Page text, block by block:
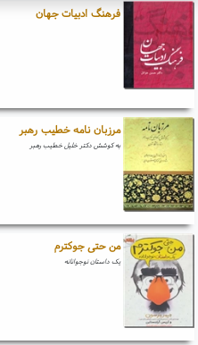
فرهنگ ادبیات جهان
مرزبان نامه خطیب رهبر
به کوشش دکتر خلیل خطیب رهبر
من حتی جوکترم
یک داستان نوجوانانه